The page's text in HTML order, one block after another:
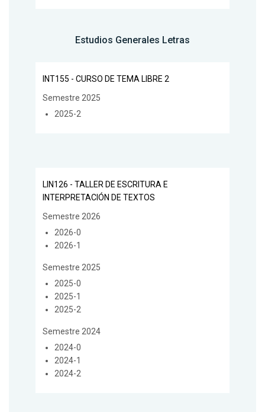
Estudios Generales Letras
INT155 - CURSO DE TEMA LIBRE 2
Semestre 2025
2025-2
LIN126 - TALLER DE ESCRITURA E
INTERPRETACIÓN DE TEXTOS
Semestre 2026
2026-0
2026-1
Semestre 2025
2025-0
2025-1
2025-2
Semestre 2024
2024-0
2024-1
2024-2